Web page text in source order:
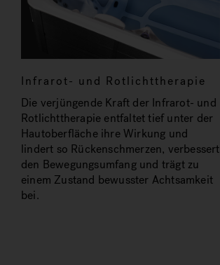
Infrarot- und Rotlichttherapie
Die verjüngende Kraft der Infrarot- und
Rotlichttherapie entfaltet tief unter der
Hautoberfläche ihre Wirkung und
lindert so Rückenschmerzen, verbessert
den Bewegungsumfang und trägt zu
einem Zustand bewusster Achtsamkeit
bei.